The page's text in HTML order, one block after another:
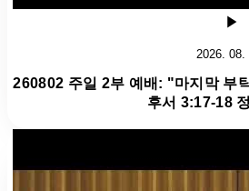
2026. 08.
260802 주일 2부 예배: "마지막 부
후서 3:17-18